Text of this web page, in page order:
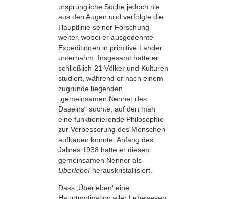
ursprüngliche Suche jedoch nie
aus den Augen und verfolgte die
Hauptlinie seiner Forschung
weiter, wobei er ausgedehnte
Expeditionen in primitive Länder
unternahm. Insgesamt hatte er
schließlich 21 Völker und Kulturen
studiert, während er nach einem
zugrunde liegenden
„gemeinsamen Nenner des
Daseins“ suchte, auf den man
eine funktionierende Philosophie
zur Verbesserung des Menschen
aufbauen konnte. Anfang des
Jahres 1938 hatte er diesen
gemeinsamen Nenner als
Überlebe! herauskristallisiert.
Dass ‚Überleben‘ eine